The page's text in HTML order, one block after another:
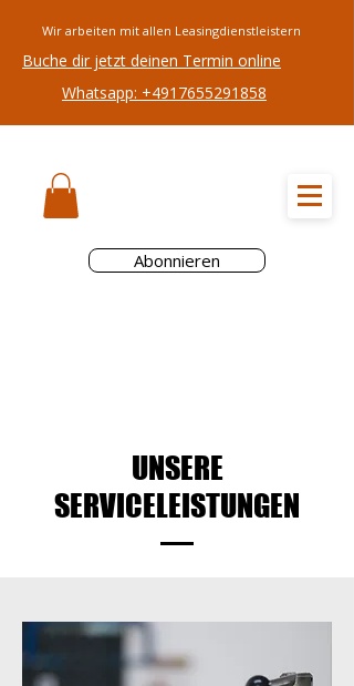
Wir arbeiten mit allen Leasingdienstleistern
Buche dir jetzt deinen Termin online
Whatsapp: +4917655291858
Abonnieren
UNSERE
SERVICELEISTUNGEN